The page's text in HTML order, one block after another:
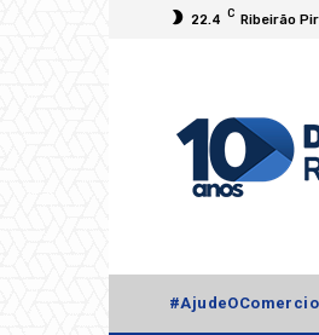
22.4 C Ribeirão